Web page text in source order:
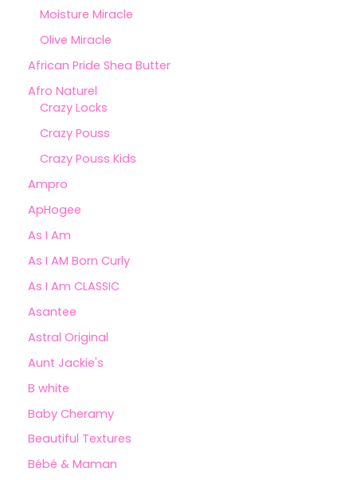
Moisture Miracle
Olive Miracle
African Pride Shea Butter
Afro Naturel
Crazy Locks
Crazy Pouss
Crazy Pouss Kids
Ampro
ApHogee
As I Am
As I AM Born Curly
As I Am CLASSIC
Asantee
Astral Original
Aunt Jackie's
B white
Baby Cheramy
Beautiful Textures
Bébé & Maman